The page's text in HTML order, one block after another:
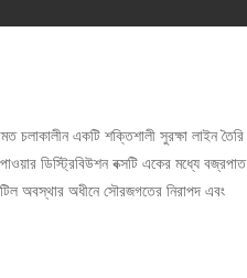
চলাকালীন একটি শক্তিশালী সুরক্ষা লাইন তৈরি
ডিস্ট্রিবিউশন বক্সটি একের মধ্যে বজ্রপাত
অবস্থার অধীনে সৌরজগতের নিরাপদ এবং